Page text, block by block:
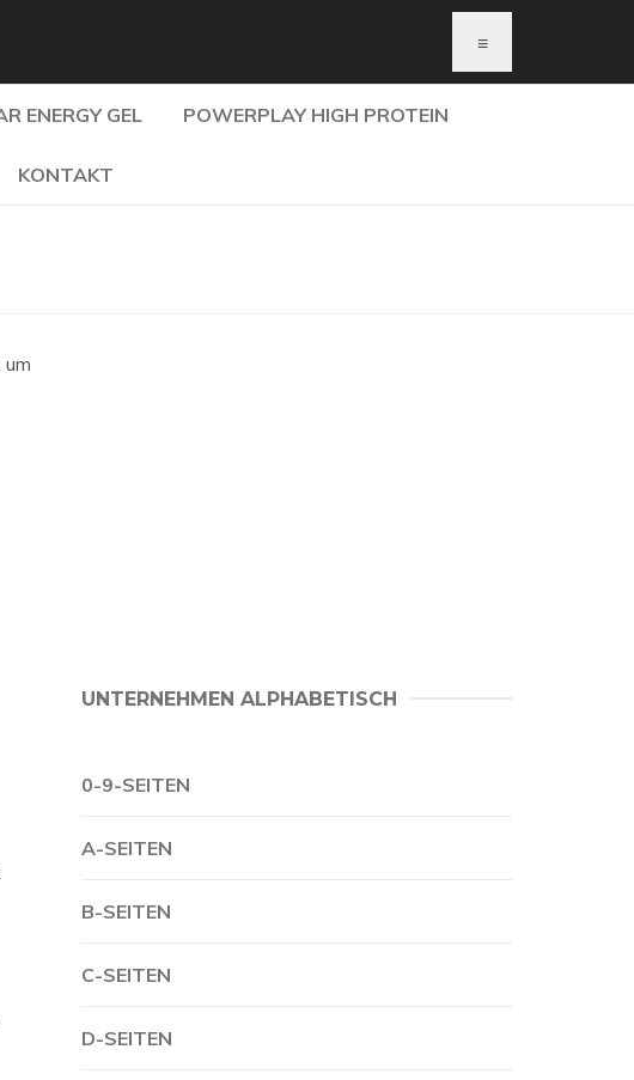
≡
ENERGY GEL POWERPLAY HIGH PROTEIN
KONTAKT
um
UNTERNEHMEN ALPHABETISCH
0-9-SEITEN
A-SEITEN
B-SEITEN
C-SEITEN
D-SEITEN